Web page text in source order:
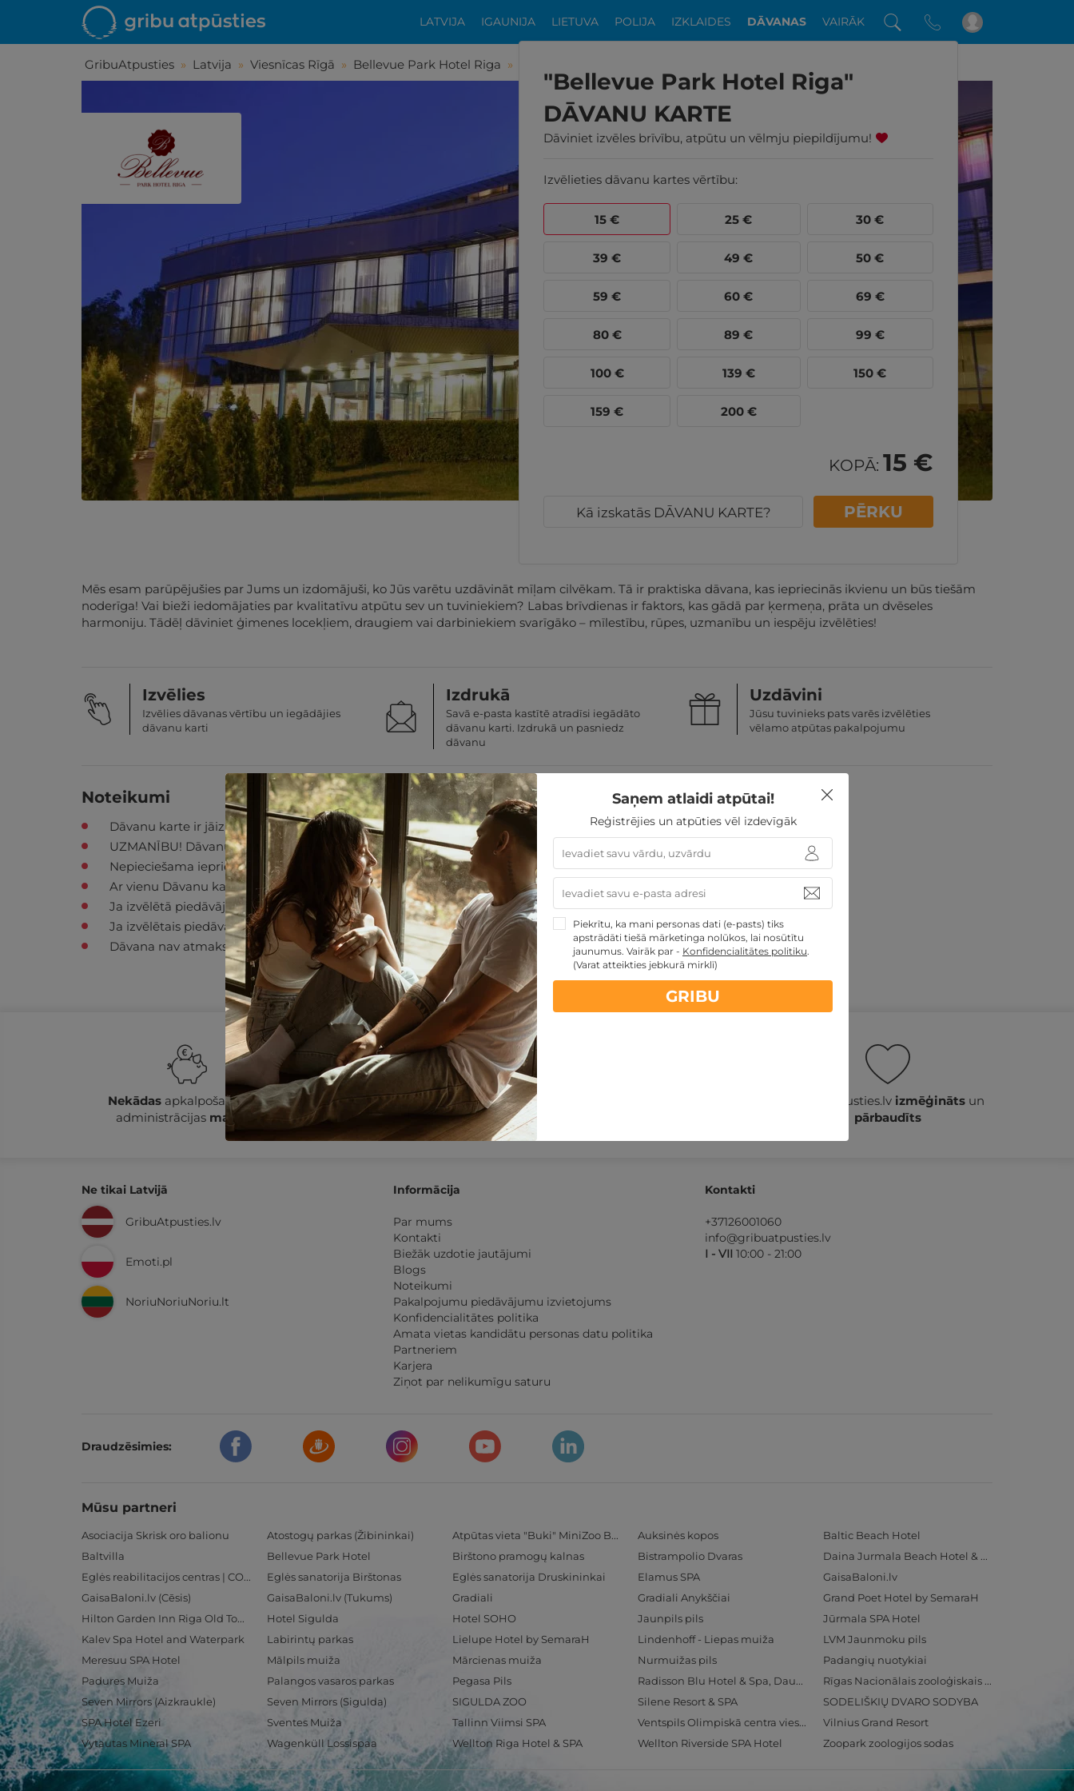
LATVIJA IGAUNIJA LIETUVA POLIJA IZKLAIDES DĀVANAS VAIRĀK
GribuAtpusties » Latvija » Viesnīcas Rīgā » Bellevue Park Hotel Riga »
"Bellevue Park Hotel Riga"
DĀVANU KARTE
Dāviniet izvēles brīvību, atpūtu un vēlmju piepildījumu!
Izvēlieties dāvanu kartes vērtību:
15 € 25 € 30 €
39 € 49 € 50 €
59 € 60 € 69 €
80 € 89 € 99 €
100 € 139 € 150 €
159 € 200 €
KOPĀ: 15 €
Kā izskatās DĀVANU KARTE? PĒRKU
Mēs esam parūpējušies par Jums un izdomājuši, ko Jūs varētu uzdāvināt mīļam cilvēkam. Tā ir praktiska dāvana, kas iepriecinās ikvienu un būs tiešām
noderīga! Vai bieži iedomājaties par kvalitatīvu atpūtu sev un tuviniekiem? Labas brīvdienas ir faktors, kas gādā par ķermeņa, prāta un dvēseles
harmoniju. Tādēļ dāviniet ģimenes locekļiem, draugiem vai darbiniekiem svarīgāko – mīlestību, rūpes, uzmanību un iespēju izvēlēties!
Izvēlies
Izvēlies dāvanas vērtību un iegādājies
dāvanu karti
Izdrukā
Savā e-pasta kastītē atradīsi iegādāto
dāvanu karti. Izdrukā un pasniedz
dāvanu
Uzdāvini
Jūsu tuvinieks pats varēs izvēlēties
vēlamo atpūtas pakalpojumu
Noteikumi
Dāvanu karte ir jāizmanto 12 mēnešu laikā no tās iegādes datuma;
UZMANĪBU! Dāvanu karti iespējams izmantot tikai pie pakalpojumu sniedzēja (t.i. viesnīcas, sanatorijas);
Nepieciešama iepriekšēja rezervācija, izmantojot pakalpojumu sniedzēja norādītos kontaktus;
Ar vienu Dāvanu karti var norēķināties tikai vienu reizi;
Ja izvēlētā piedāvājuma summa ir mazāka par dāvanu kartes vērtību, naudas atlikums maksātājam netiek atgriezts;
Ja izvēlētais piedāvājums pārsniedz dāvanu kartes vērtību, starpību jāpiemaksā pircējam;
Dāvana nav atmaksājama un nav apmaināma pret skaidru naudu.
Nekādasapkalpošanas un
administrācijas maksas
14 dienunaudas atmaksas
GribuAtpusties.lv izmēģināts un
pārbaudīts
Ne tikai Latvijā
GribuAtpusties.lv
Emoti.pl
NoriuNoriuNoriu.lt
Informācija
Par mums
Kontakti
Biežāk uzdotie jautājumi
Blogs
Noteikumi
Pakalpojumu piedāvājumu izvietojums
Konfidencialitātes politika
Amata vietas kandidātu personas datu politika
Partneriem
Karjera
Ziņot par nelikumīgu saturu
Kontakti
+37126001060
info@gribuatpusties.lv
I - VII 10:00 - 21:00
Draudzēsimies:
Mūsu partneri
Asociacija Skrisk oro balionu Atostogų parkas (Žibininkai) Atpūtas vieta "Buki" MiniZoo BUKS Auksinės kopos
Baltic Beach Hotel
Baltvilla
Bellevue Park Hotel Birštono pramogų kalnas Bistrampolio Dvaras
Daina Jurmala Beach Hotel & SPA
Eglės reabilitacijos centras | CORE
Eglės sanatorija Birštonas Eglės sanatorija Druskininkai Elamus SPA
GaisaBaloni.lv
GaisaBaloni.lv (Cēsis)
GaisaBaloni.lv (Tukums) Gradiali Gradiali Anykščiai
Grand Poet Hotel by SemaraH
Hilton Garden Inn Riga Old Town
Hotel Sigulda Hotel SOHO Jaunpils pils
Jūrmala SPA Hotel
Kalev Spa Hotel and Waterpark
Labirintų parkas Lielupe Hotel by SemaraH Lindenhoff - Liepas muiža
LVM Jaunmoku pils
Meresuu SPA Hotel
Mālpils muiža Mārcienas muiža Nurmuižas pils
Padangių nuotykiai
Padures Muiža
Palangos vasaros parkas Pegasa Pils Radisson Blu Hotel & Spa, Daugava Riga
Rīgas Nacionālais zooloģiskais dārzs
Seven Mirrors (Aizkraukle)
Seven Mirrors (Sigulda) SIGULDA ZOO Silene Resort & SPA
SODELIŠKIŲ DVARO SODYBA
SPA Hotel Ezeri
Sventes Muiža Tallinn Viimsi SPA Ventspils Olimpiskā centra viesnīca
Vilnius Grand Resort
Vytautas Mineral SPA
Wagenküll Lossispaa Wellton Riga Hotel & SPA Wellton Riverside SPA Hotel Zoopark zoologijos sodas
Saņem atlaidi atpūtai!
Reģistrējies un atpūties vēl izdevīgāk
Piekrītu, ka mani personas dati (e-pasts) tiks
apstrādāti tiešā mārketinga nolūkos, lai nosūtītu
jaunumus. Vairāk par - Konfidencialitātes politiku.
(Varat atteikties jebkurā mirklī)
GRIBU